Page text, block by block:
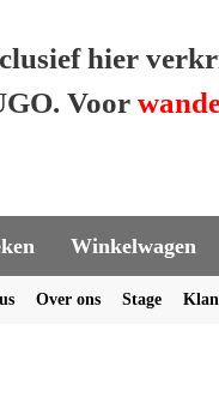
hier
Voor
Winkelwagen
Over ons Stage